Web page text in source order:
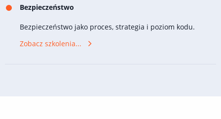
Bezpieczeństwo
Bezpieczeństwo jako proces, strategia i poziom kodu.
Zobacz szkolenia...